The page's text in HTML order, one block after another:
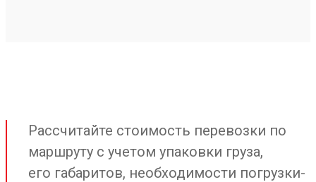
Рассчитайте стоимость перевозки по
маршруту с учетом упаковки груза,
его габаритов, необходимости погрузки-